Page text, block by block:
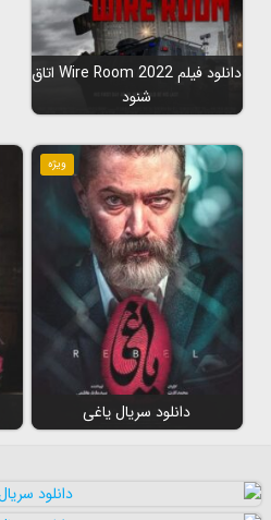
دانلود فیلم Wire Room 2022 اتاق
شنود
ویژه
دانلود سریال یاغی